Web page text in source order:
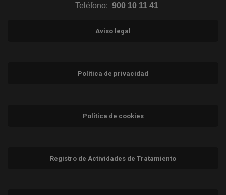
Teléfono: 900 10 11 41
Aviso legal
Política de privacidad
Política de cookies
Registro de Actividades de Tratamiento